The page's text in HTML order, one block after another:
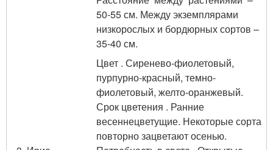
50-55 см. Между экземплярами
низкорослых и бордюрных сортов –
35-40 см.
Цвет . Сиренево-фиолетовый,
пурпурно-красный, темно-
фиолетовый, желто-оранжевый.
Срок цветения . Ранние
весеннецветущие. Некоторые сорта
повторно зацветают осенью.